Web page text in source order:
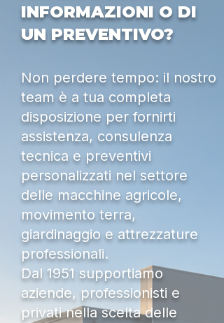
INFORMAZIONI O DI
UN PREVENTIVO?
Non perdere tempo: il nostro
team è a tua completa
disposizione per fornirti
assistenza, consulenza
tecnica e preventivi
personalizzati nel settore
delle macchine agricole,
movimento terra,
giardinaggio e attrezzature
professionali.
Dal 1951 supportiamo
aziende, professionisti e
privati nella scelta delle